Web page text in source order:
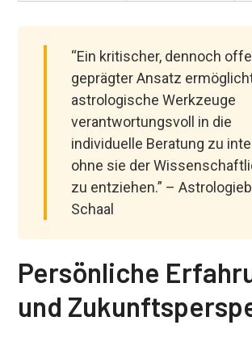
“Ein kritischer, dennoch
geprägter Ansatz
astrologische Werkzeuge
verantwortungsvoll in die
individuelle Beratung zu
ohne sie der
zu entziehen.” –
Schaal
Persönliche
und